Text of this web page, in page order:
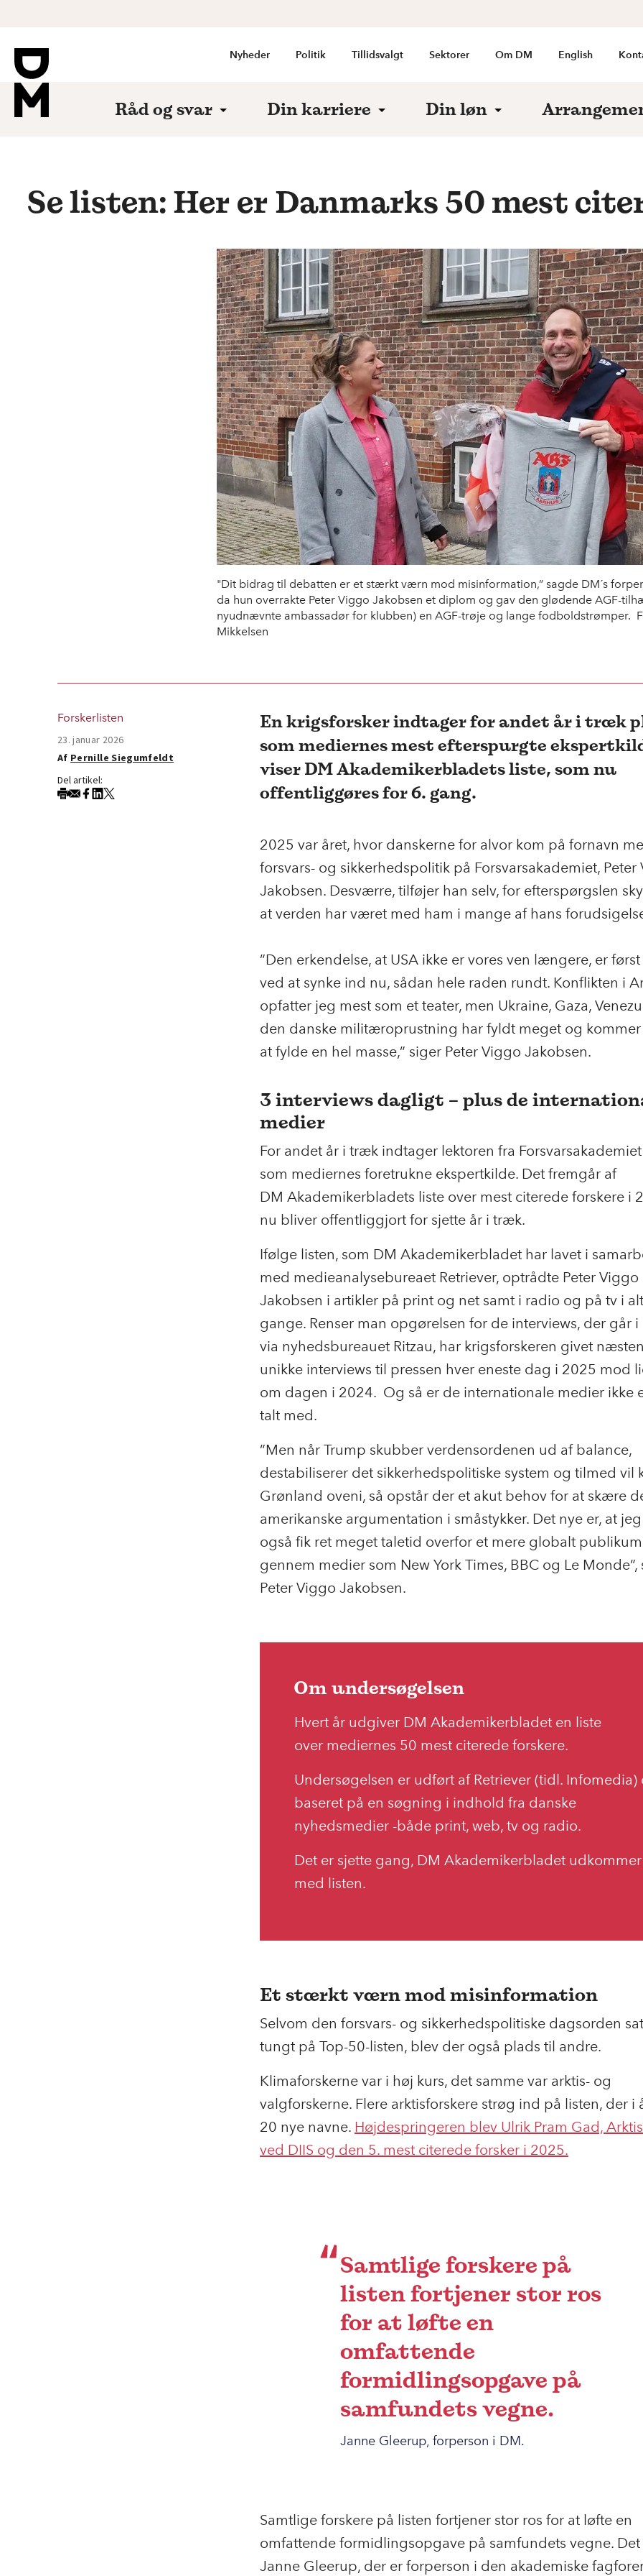
Nyheder Politik Tillidsvalgt Sektorer Om DM English
Råd og svar Din karriere Din løn
Se listen: Her er Danmarks 50 mest
"Dit bidrag til debatten er et stærkt værn mod misinformation,” sagde DM´s
da hun overrakte Peter Viggo Jakobsen et diplom og gav den glødende AGF-
nyudnævnte ambassadør for klubben) en AGF-trøje og lange fodboldstrømper.
Mikkelsen
Forskerlisten
23. januar 2026
Af Pernille Siegumfeldt
Del artikel:
En krigsforsker indtager for andet år i træk
som mediernes mest efterspurgte
viser DM Akademikerbladets liste, som nu
offentliggøres for 6. gang.
2025 var året, hvor danskerne for alvor kom på fornavn
forsvars- og sikkerhedspolitik på Forsvarsakademiet, Peter
Jakobsen. Desværre, tilføjer han selv, for efterspørgslen
at verden har været med ham i mange af hans
”Den erkendelse, at USA ikke er vores ven længere, er
ved at synke ind nu, sådan hele raden rundt. Konflikten i
opfatter jeg mest som et teater, men Ukraine, Gaza,
den danske militæroprustning har fyldt meget og
at fylde en hel masse,” siger Peter Viggo Jakobsen.
3 interviews dagligt – plus de
medier
For andet år i træk indtager lektoren fra Forsvarsakademiet
som mediernes foretrukne ekspertkilde. Det fremgår af
DM Akademikerbladets liste over mest citerede forskere i
nu bliver offentliggjort for sjette år i træk.
Ifølge listen, som DM Akademikerbladet har lavet i
med medieanalysebureaet Retriever, optrådte Peter Viggo
Jakobsen i artikler på print og net samt i radio og på tv i
gange. Renser man opgørelsen for de interviews, der går
via nyhedsbureauet Ritzau, har krigsforskeren givet
unikke interviews til pressen hver eneste dag i 2025 mod
om dagen i 2024. Og så er de internationale medier ikke
talt med.
”Men når Trump skubber verdensordenen ud af balance,
destabiliserer det sikkerhedspolitiske system og tilmed vil
Grønland oveni, så opstår der et akut behov for at skære
amerikanske argumentation i småstykker. Det nye er, at
også fik ret meget taletid overfor et mere globalt
gennem medier som New York Times, BBC og Le Monde”,
Peter Viggo Jakobsen.
Om undersøgelsen
Hvert år udgiver DM Akademikerbladet en liste
over mediernes 50 mest citerede forskere.
Undersøgelsen er udført af Retriever (tidl. Infomedia)
baseret på en søgning i indhold fra danske
nyhedsmedier -både print, web, tv og radio.
Det er sjette gang, DM Akademikerbladet udkommer
med listen.
Et stærkt værn mod misinformation
Selvom den forsvars- og sikkerhedspolitiske dagsorden
tungt på Top-50-listen, blev der også plads til andre.
Klimaforskerne var i høj kurs, det samme var arktis- og
valgforskerne. Flere arktisforskere strøg ind på listen, der i
20 nye navne. Højdespringeren blev Ulrik Pram Gad,
ved DIIS og den 5. mest citerede forsker i 2025.
Samtlige forskere på
listen fortjener stor ros
for at løfte en
omfattende
formidlingsopgave på
samfundets vegne.
Janne Gleerup, forperson i DM.
Samtlige forskere på listen fortjener stor ros for at løfte en
omfattende formidlingsopgave på samfundets vegne.
Janne Gleerup, der er forperson i den akademiske